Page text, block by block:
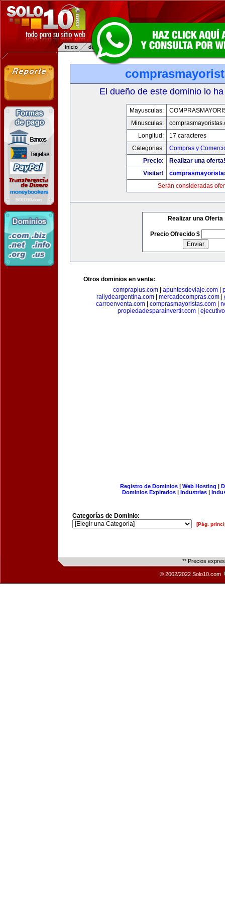
El dueño de este dominio lo
Mayusculas:
Minusculas:
Longitud:
17 caracteres
Categorias:
Compras y
Precio:
Realizar una oferta!
Visitar!
Serán consideradas
Realizar una Oferta
Precio Ofrecido $
Otros dominios en venta:
compraplus.com| apuntesdeviaje.com|
rallydeargentina.com
mercadocompras.com
carroenventa.com| comprasmayoristas.com|
propiedadesparainvertir.com
Registro de Dominios| Web Hosting |
Dominios Expirados | Industrias |
Categorías de Dominio:
[Pág.
** Precios
© 2002/2022 Solo10.com